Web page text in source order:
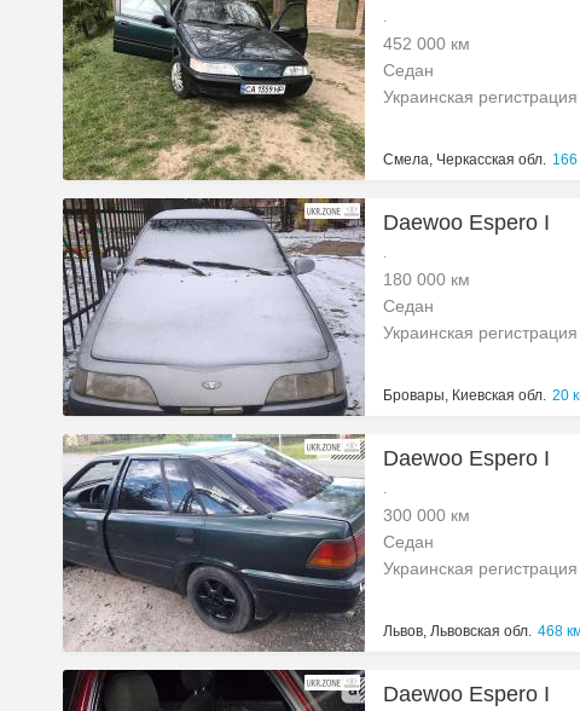
.
452 000 км
Седан
Украинская регистрация
Смела, Черкасская обл. 166
Daewoo Espero I
.
180 000 км
Седан
Украинская регистрация
Бровары, Киевская обл. 20
Daewoo Espero I
.
300 000 км
Седан
Украинская регистрация
Львов, Львовская обл. 468
Daewoo Espero I